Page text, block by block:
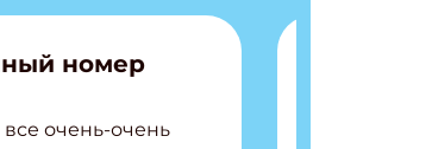
номер
очень-очень